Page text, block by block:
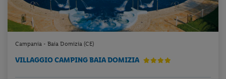
Campania - Baia Domizia (CE)
VILLAGGIO CAMPING BAIA DOMIZIA